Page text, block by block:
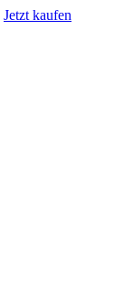
Jetzt kaufen